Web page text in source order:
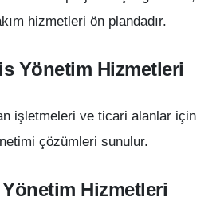
hizmetleri ön plandadır.
Yönetim Hizmetleri
işletmeleri ve ticari alanlar için
çözümleri sunulur.
Hizmetleri